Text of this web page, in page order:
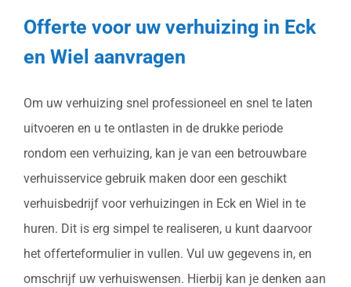
Offerte voor uw verhuizing in Eck
en Wiel aanvragen
Om uw verhuizing snel professioneel en snel te laten
uitvoeren en u te ontlasten in de drukke periode
rondom een verhuizing, kan je van een betrouwbare
verhuisservice gebruik maken door een geschikt
verhuisbedrijf voor verhuizingen in Eck en Wiel in te
huren. Dit is erg simpel te realiseren, u kunt daarvoor
het offerteformulier in vullen. Vul uw gegevens in, en
omschrijf uw verhuiswensen. Hierbij kan je denken aan